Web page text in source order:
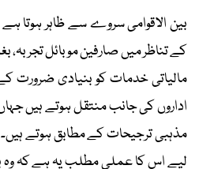
بین الاقوامی سروے سے ظاہر ہوتا
کے تناظر میں صارفین موبائل تجربہ،
مالیاتی خدمات کو بنیادی ضرورت
اداروں کی جانب منتقل ہوتے ہیں
مذہبی ترجیحات کے مطابق ہوتے
لیے اس کا عملی مطلب یہ ہے کہ وہ